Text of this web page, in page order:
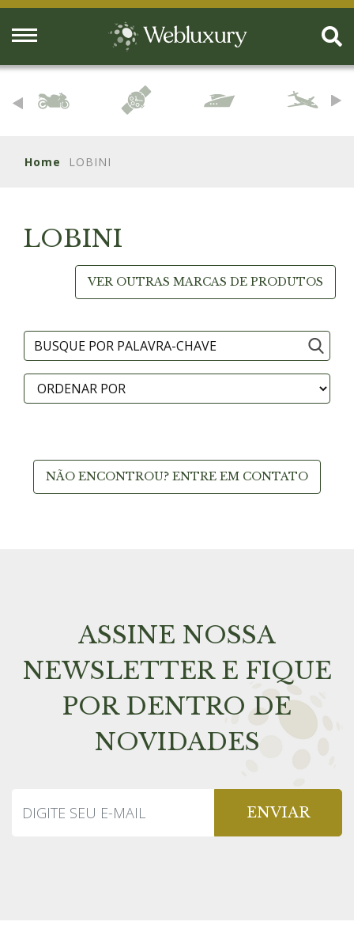
Home LOBINI
LOBINI
VER OUTRAS MARCAS DE PRODUTOS
NÃO ENCONTROU? ENTRE EM CONTATO
ASSINE NOSSA
NEWSLETTER E FIQUE
POR DENTRO DE
NOVIDADES
ENVIAR